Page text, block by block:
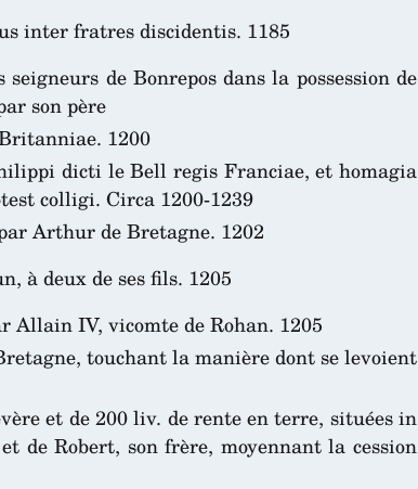
inter fratres discidentis. 1185
de Bonrepos dans la possession de
son père
1200
dicti le Bell regis Franciae, et homagia
colligi. Circa 1200-1239
Arthur de Bretagne. 1202
à deux de ses fils. 1205
IV, vicomte de Rohan. 1205
touchant la manière dont se levoient
et de 200 liv. de rente en terre, situées in
de Robert, son frère, moyennant la cession